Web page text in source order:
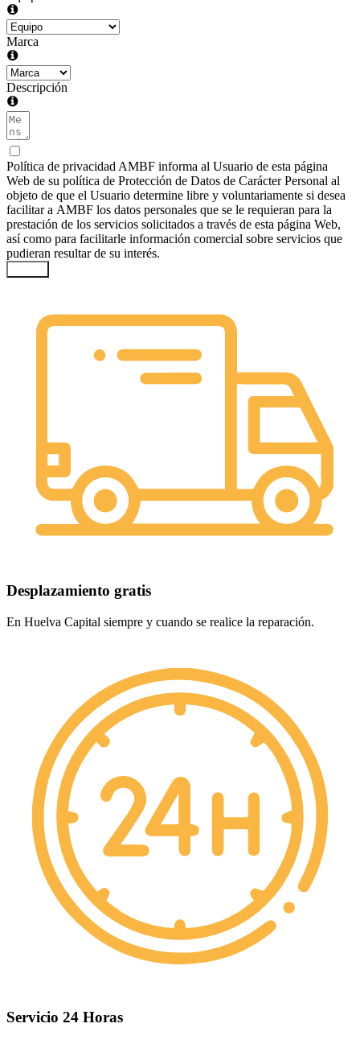
Marca
Descripción
Política de privacidad AMBF informa al Usuario de esta página
Web de su política de Protección de Datos de Carácter Personal al
objeto de que el Usuario determine libre y voluntariamente si desea
facilitar a AMBF los datos personales que se le requieran para la
prestación de los servicios solicitados a través de esta página Web,
así como para facilitarle información comercial sobre servicios que
pudieran resultar de su interés.
Desplazamiento gratis
En Huelva Capital siempre y cuando se realice la reparación.
Servicio 24 Horas